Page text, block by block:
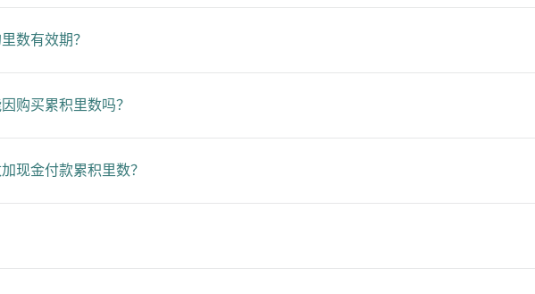
数有效期？
购买累积里数吗？
现金付款累积里数？